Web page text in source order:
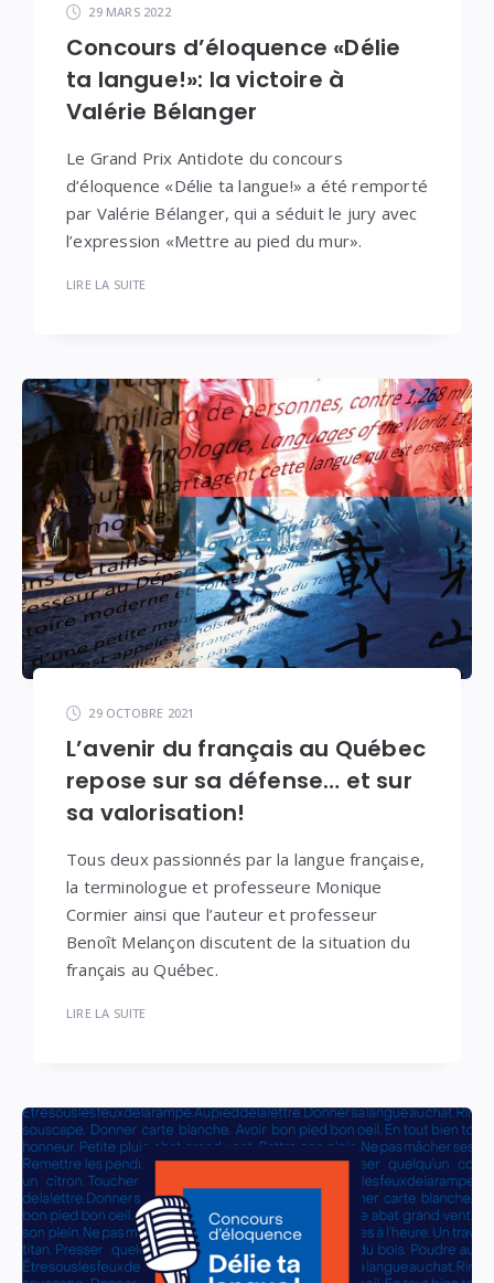
29 MARS 2022
Concours d’éloquence «Délie
ta langue!»: la victoire à
Valérie Bélanger
Le Grand Prix Antidote du concours
d’éloquence «Délie ta langue!» a été remporté
par Valérie Bélanger, qui a séduit le jury avec
l’expression «Mettre au pied du mur».
LIRE LA SUITE
29 OCTOBRE 2021
L’avenir du français au Québec
repose sur sa défense… et sur
sa valorisation!
Tous deux passionnés par la langue française,
la terminologue et professeure Monique
Cormier ainsi que l’auteur et professeur
Benoît Melançon discutent de la situation du
français au Québec.
LIRE LA SUITE